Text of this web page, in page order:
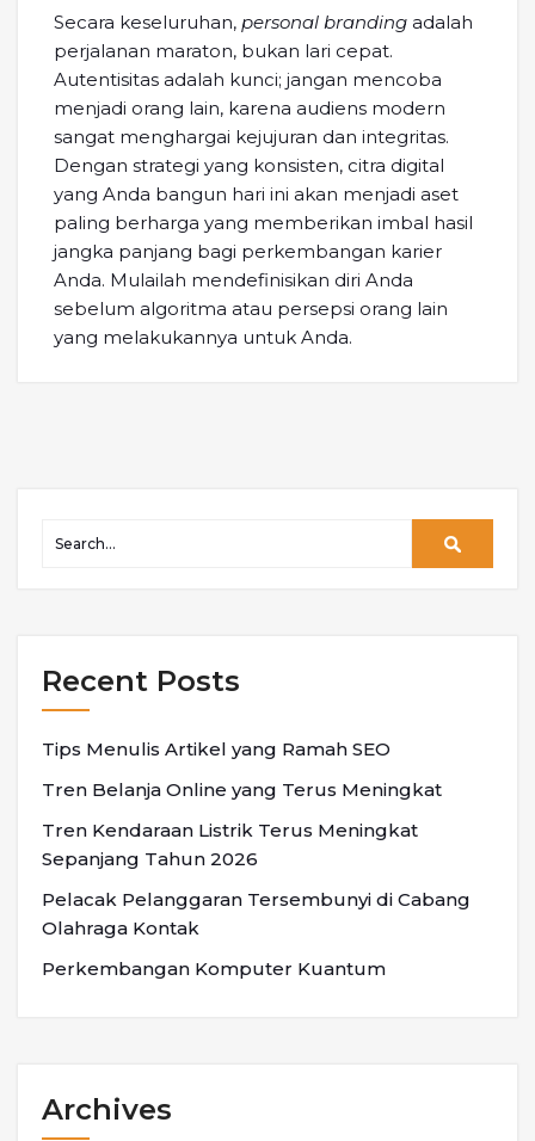
Secara keseluruhan, personal branding adalah
perjalanan maraton, bukan lari cepat.
Autentisitas adalah kunci; jangan mencoba
menjadi orang lain, karena audiens modern
sangat menghargai kejujuran dan integritas.
Dengan strategi yang konsisten, citra digital
yang Anda bangun hari ini akan menjadi aset
paling berharga yang memberikan imbal hasil
jangka panjang bagi perkembangan karier
Anda. Mulailah mendefinisikan diri Anda
sebelum algoritma atau persepsi orang lain
yang melakukannya untuk Anda.
Recent Posts
Tips Menulis Artikel yang Ramah SEO
Tren Belanja Online yang Terus Meningkat
Tren Kendaraan Listrik Terus Meningkat
Sepanjang Tahun 2026
Pelacak Pelanggaran Tersembunyi di Cabang
Olahraga Kontak
Perkembangan Komputer Kuantum
Archives